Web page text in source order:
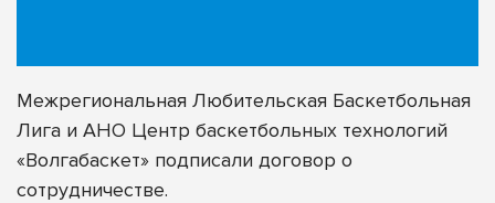
Межрегиональная Любительская Баскетбольная
Лига и АНО Центр баскетбольных технологий
«Волгабаскет» подписали договор о
сотрудничестве.